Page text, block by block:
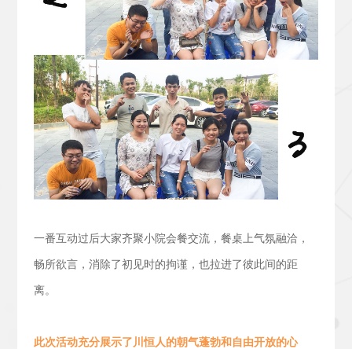
一番互动过后大家齐聚小院会餐交流， 餐桌上气氛融洽，
畅所欲言，消除了初见时的拘谨，也拉进了彼此间的距
离。
此次活动充分展示了川恒人的朝气蓬勃和 自由开放的心